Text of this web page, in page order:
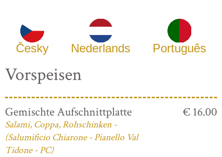
Česky Nederlands Português
Vorspeisen
Gemischte Aufschnittplatte
Salami, Coppa, Rohschinken -
(Salumificio Chiarone - Pianello Val
Tidone - PC)
€ 16.00